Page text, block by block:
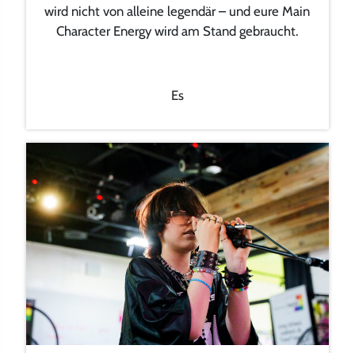
wird nicht von alleine legendär – und eure Main
Character Energy wird am Stand gebraucht.
Es